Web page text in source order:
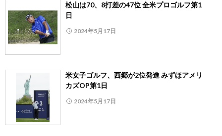
松山は70、8打差の47位 全米プロゴルフ第1
日
2024年5月17日
米女子ゴルフ、西郷が2位発進 みずほアメリ
カズOP第1日
2024年5月17日